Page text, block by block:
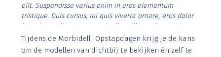
elit. Suspendisse varius enim in eros elementum
tristique. Duis cursus, mi quis viverra ornare, eros dolor
interdum nulla, ut commodo diam libero vitae erat.
Aenean faucibus nibh et justo cursus id rutrum lorem
imperdiet. Nunc ut sem vitae risus tristique posuere.
Tijdens de Morbidelli Opstapdagen krijg je de kans
om de modellen van dichtbij te bekijken én zelf te